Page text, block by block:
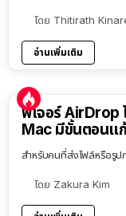
โดย Thitirath
อ่านเพิ่มเติม
ฟีเจอร์ AirDrop
Mac มีขั้นตอนแก้
สำหรับคนที่ส่งไฟล์หรือรู
โดย Zakura Kim